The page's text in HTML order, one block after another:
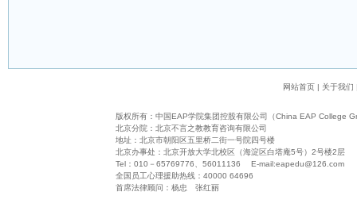
网站首页| 关于我们
版权所有： 中国EAP学院集团控股有限公司（China EAP College
北京分院：北京不言之教教育咨询有限公司
地址：北京市朝阳区五里桥二街一号院四号楼
北京办事处：北京开放大学北校区（海淀区白塔庵5号）2号楼2层
Tel：010－65769776、56011136 E-mail:eapedu@126.com
全国员工心理援助热线：40000 64696
首席法律顾问：杨忠 张红丽